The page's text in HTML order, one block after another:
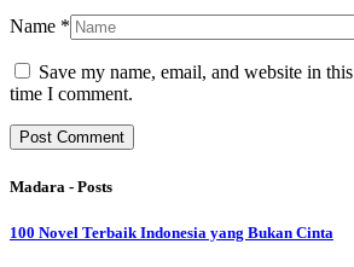
Name *
Save my name, email, and website in
time I comment.
Madara - Posts
100 Novel Terbaik Indonesia yang Bukan Cinta